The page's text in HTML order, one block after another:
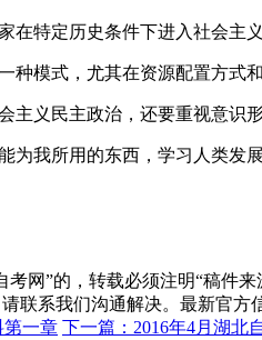
在特定历史条件下进入社会主
种模式，尤其在资源配置方式
主义民主政治，还要重视意识
为我所用的东西，学习人类发
网”的，转载必须注明“稿件
联系我们沟通解决。最新官方
第一章 下一篇：2016年4月湖北